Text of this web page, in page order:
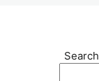
Search